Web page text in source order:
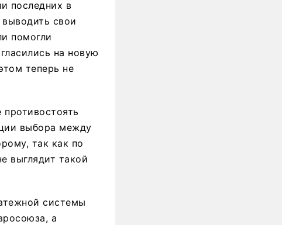
последних в
свои
помогли
на новую
теперь не
выбора между
так как по
выглядит такой
системы
а